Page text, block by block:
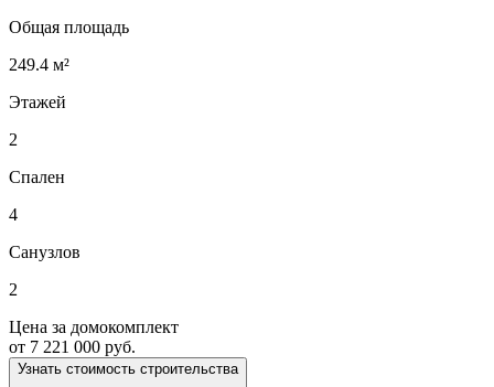
Общая площадь
249.4 м²
Этажей
2
Спален
4
Санузлов
2
Цена за домокомплект
от 7 221 000 руб.
Узнать стоимость строительства